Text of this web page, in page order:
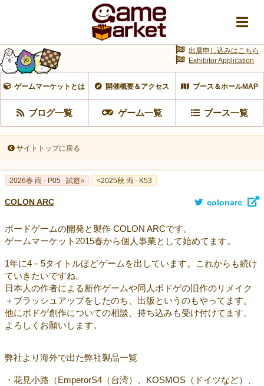
ゲームマーケットとは 開催概要＆アクセス ブース＆ホールMAP
ブログ一覧 ゲーム一覧 ブース一覧
出展申し込みはこちら
Exhibitor Application
サイトトップに戻る
2026春 両 - P05 試遊○ <2025秋 両 - K53
COLON ARC colonarc
ボードゲームの開発と製作 COLON ARCです。
ゲームマーケット2015春から個人事業として始めてます。
1年に4－5タイトルほどゲームを出しています。これからも続け
ていきたいですね。
日本人の作者による新作ゲームや同人ボドゲの旧作のリメイク
＋ブラッシュアップをしたのち、出版というのもやってます。
他にボドゲ創作についての相談、持ち込みも受け付けてます。
よろしくお願いします。
弊社より海外で出た弊社製品一覧
・花見小路（EmperorS4（台湾）、KOSMOS（ドイツなど）、